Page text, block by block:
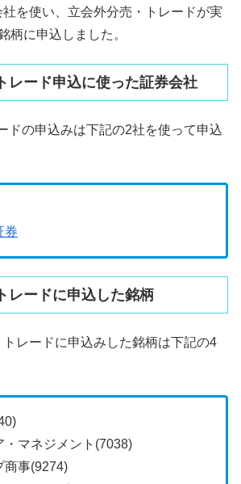
を使い、立会外分売・トレードが実
柄に申込しました。
レード申込に使った証券会社
ドの申込みは下記の2社を使って申込
券
レードに申込した銘柄
レードに申込みした銘柄は下記の4
・マネジメント(7038)
商事(9274)